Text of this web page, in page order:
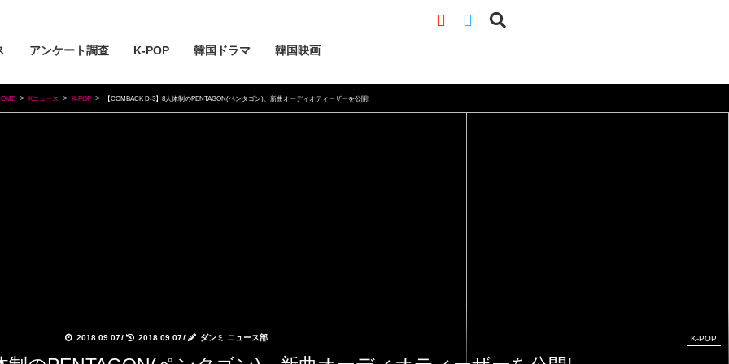
アンケート調査 K-POP 韓国ドラマ 韓国映画
Kニュース K-POP 【COMBACK D-3】8人体制のPENTAGON(ペンタゴン)、新曲オーディオティーザーを公開!
2018.09.07/ 2018.09.07/ ダンミ ニュース部 K-POP